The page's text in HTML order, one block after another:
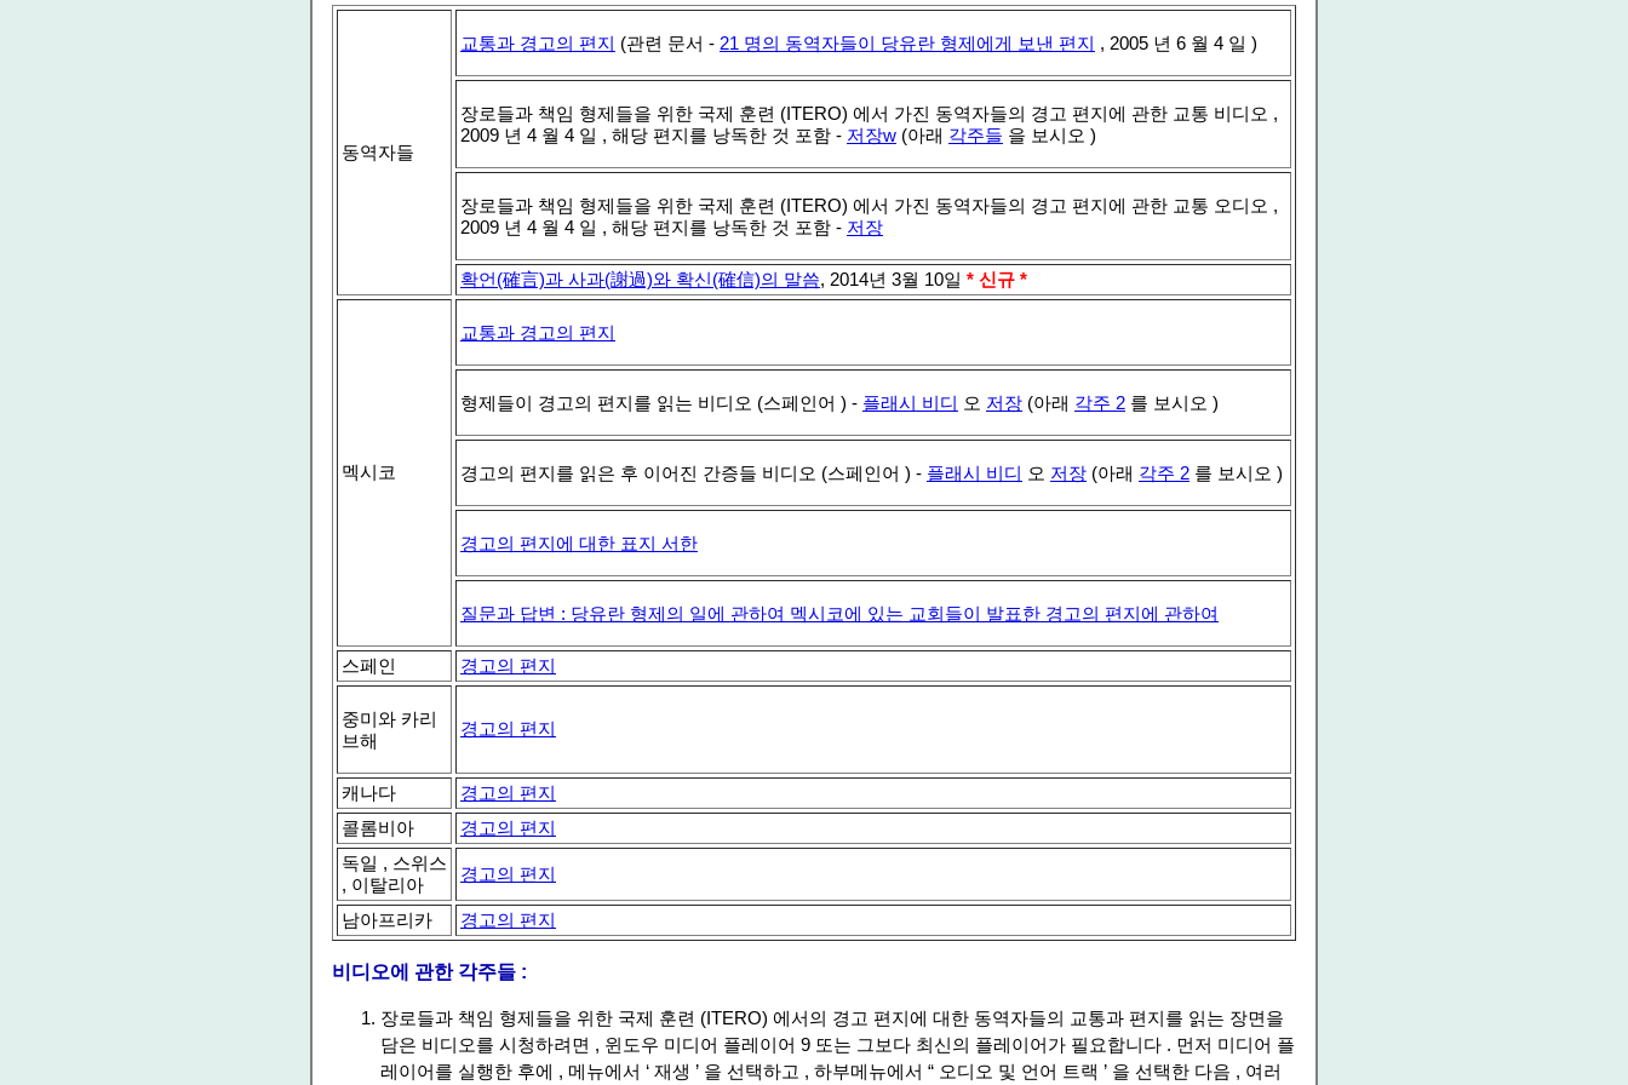
동역자들
교통과 경고의 편지 (관련 문서 - 21 명의 동역자들이 당유란 형제에게 보낸 편지 , 2005 년 6 월 4 일 )
장로들과 책임 형제들을 위한 국제 훈련 (ITERO) 에서 가진 동역자들의 경고 편지에 관한 교통 비디오 ,
2009 년 4 월 4 일 , 해당 편지를 낭독한 것 포함 - 저장w (아래 각주들 을 보시오 )
장로들과 책임 형제들을 위한 국제 훈련 (ITERO) 에서 가진 동역자들의 경고 편지에 관한 교통 오디오 ,
2009 년 4 월 4 일 , 해당 편지를 낭독한 것 포함 - 저장
확언(確言)과 사과(謝過)와 확신(確信)의 말씀, 2014년 3월 10일 * 신규 *
멕시코
교통과 경고의 편지
형제들이 경고의 편지를 읽는 비디오 (스페인어 ) - 플래시 비디 오 저장 (아래 각주 2 를 보시오 )
경고의 편지를 읽은 후 이어진 간증들 비디오 (스페인어 ) - 플래시 비디 오 저장 (아래 각주 2 를 보시오 )
경고의 편지에 대한 표지 서한
질문과 답변 : 당유란 형제의 일에 관하여 멕시코에 있는 교회들이 발표한 경고의 편지에 관하여
스페인 경고의 편지
중미와 카리
브해
경고의 편지
캐나다
경고의 편지
콜롬비아
경고의 편지
독일 , 스위스
, 이탈리아
경고의 편지
남아프리카 경고의 편지
비디오에 관한 각주들 :
장로들과 책임 형제들을 위한 국제 훈련 (ITERO) 에서의 경고 편지에 대한 동역자들의 교통과 편지를 읽는 장면을
담은 비디오를 시청하려면 , 윈도우 미디어 플레이어 9 또는 그보다 최신의 플레이어가 필요합니다 . 먼저 미디어 플
레이어를 실행한 후에 , 메뉴에서 ‘ 재생 ’ 을 선택하고 , 하부메뉴에서 “ 오디오 및 언어 트랙 ’ 을 선택한 다음 , 여러